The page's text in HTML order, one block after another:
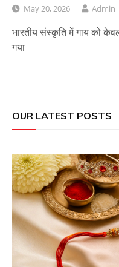
May 20, 2026 Admin
भारतीय संस्कृति में गाय को
गया
OUR LATEST POSTS